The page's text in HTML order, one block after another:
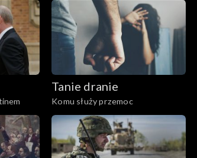
Tanie dranie
Komu służy przemoc